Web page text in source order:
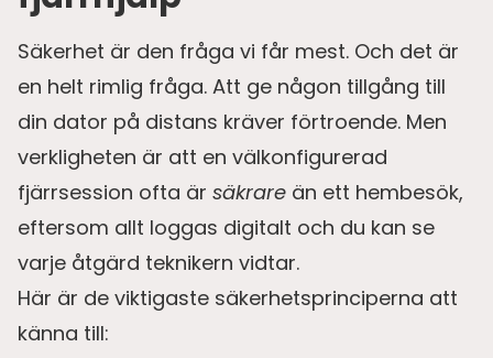
Säkerhet är den fråga vi får mest. Och det är
en helt rimlig fråga. Att ge någon tillgång till
din dator på distans kräver förtroende. Men
verkligheten är att en välkonfigurerad
fjärrsession ofta är säkrare än ett hembesök,
eftersom allt loggas digitalt och du kan se
varje åtgärd teknikern vidtar.
Här är de viktigaste säkerhetsprinciperna att
känna till: